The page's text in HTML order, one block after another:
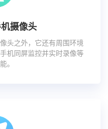
摄像头
头之外，它还有周围环境
机同屏监控并实时录像等
。